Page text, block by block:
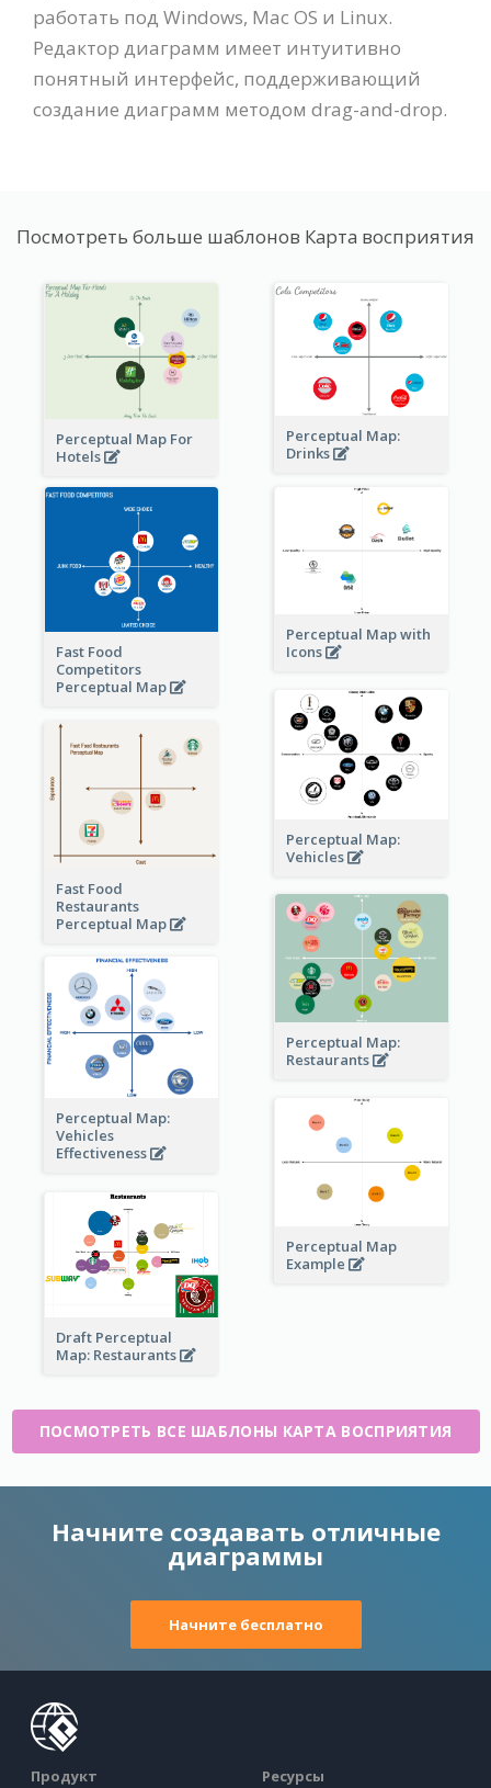
работать под Windows, Mac OS и Linux.
Редактор диаграмм имеет интуитивно
понятный интерфейс, поддерживающий
создание диаграмм методом drag-and-drop.
Посмотреть больше шаблонов Карта восприятия
Perceptual Map For
Hotels
Perceptual Map:
Drinks
Fast Food
Competitors
Perceptual Map
Perceptual Map with
Icons
Perceptual Map:
Vehicles
Fast Food
Restaurants
Perceptual Map
Perceptual Map:
Restaurants
Perceptual Map:
Vehicles
Effectiveness
Perceptual Map
Example
Draft Perceptual
Map: Restaurants
ПОСМОТРЕТЬ ВСЕ ШАБЛОНЫ КАРТА ВОСПРИЯТИЯ
Начните создавать отличные
диаграммы
Начните бесплатно
Продукт Ресурсы